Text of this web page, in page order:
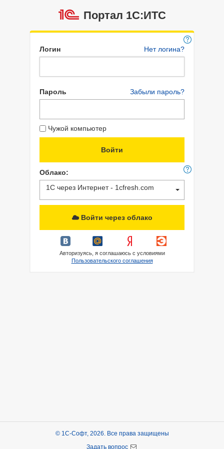
Портал 1C:ИТС
Логин Нет логина?
Пароль Забыли пароль?
Чужой компьютер
Облако:
1С через Интернет - 1cfresh.com
Войти через облако
Авторизуясь, я соглашаюсь с условиями
Пользовательского соглашения
© 1С-Софт, 2026. Все права защищены
Задать вопрос